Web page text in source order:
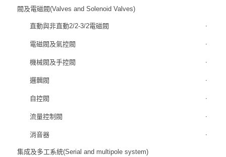
閥及電磁閥(Valves and Solenoid Valves)
直動與非直動2/2-3/2電磁閥
電磁閥及氣控閥
機械閥及手控閥
邏輯閥
自控閥
流量控制閥
消音器
集成及多工系統(Serial and multipole system)